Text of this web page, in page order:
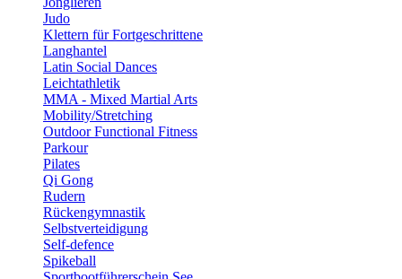
Judo
Klettern für Fortgeschrittene
Langhantel
Latin Social Dances
Leichtathletik
MMA - Mixed Martial Arts
Mobility/Stretching
Outdoor Functional Fitness
Parkour
Pilates
Qi Gong
Rudern
Rückengymnastik
Selbstverteidigung
Self-defence
Spikeball